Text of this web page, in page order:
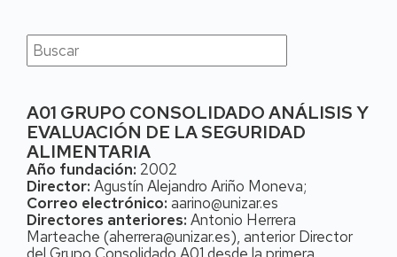
A01 GRUPO CONSOLIDADO ANÁLISIS Y
EVALUACIÓN DE LA SEGURIDAD
ALIMENTARIA
Año fundación: 2002
Director: Agustín Alejandro Ariño Moneva;
Correo electrónico: aarino@unizar.es
Directores anteriores: Antonio Herrera
Marteache (aherrera@unizar.es), anterior Director